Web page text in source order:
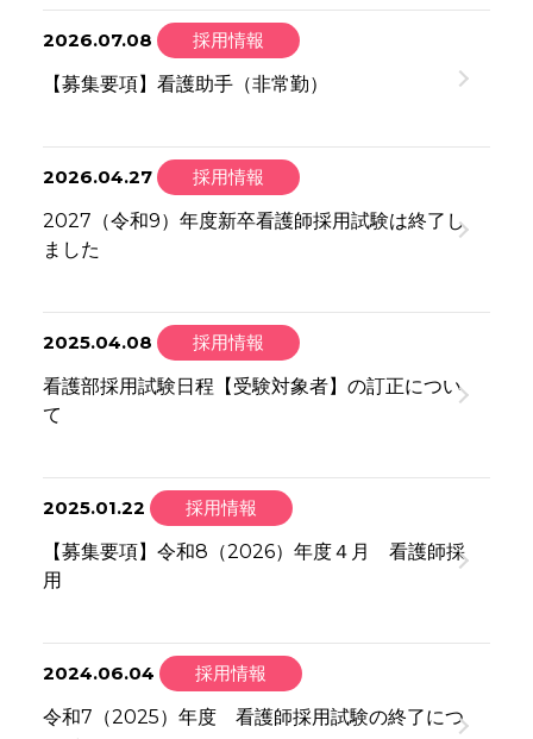
2026.07.08
採用情報
【募集要項】看護助手（非常勤）
2026.04.27
採用情報
2027（令和9）年度新卒看護師採用試験は終了し
ました
2025.04.08
採用情報
看護部採用試験日程【受験対象者】の訂正につい
て
2025.01.22
採用情報
【募集要項】令和8（2026）年度４月 看護師採
用
2024.06.04
採用情報
令和7（2025）年度 看護師採用試験の終了につ